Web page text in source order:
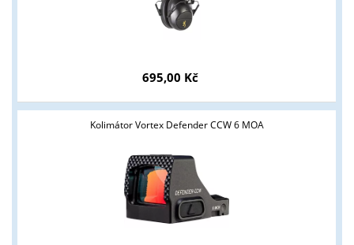
695,00 Kč
Kolimátor Vortex Defender CCW 6 MOA